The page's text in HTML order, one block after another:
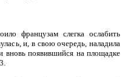
французам слегка ослабить
и, в свою очередь, наладила
вновь появившийся на площадке